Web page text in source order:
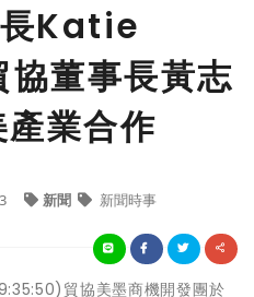
Katie
董事長黃志
業合作
新聞 新聞時事
貿協美墨商機開發團於